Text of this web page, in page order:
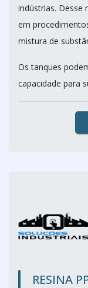
indústrias. Desse
em
mistura de
Os tanques
capacidade para
RESINA